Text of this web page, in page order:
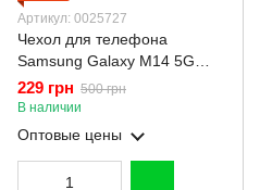
Артикул: 0025727
Чехол для телефона
Samsung Galaxy M14 5G
(SM-M146) бронированный
с кольцом-держателем на
самсунг м14 5г чёрный
229 грн 500 грн
В наличии
Оптовые цены